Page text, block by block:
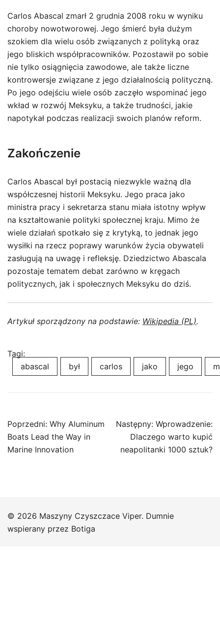
Carlos Abascal zmarł 2 grudnia 2008 roku w wyniku
choroby nowotworowej. Jego śmierć była dużym
szokiem dla wielu osób związanych z polityką oraz
jego bliskich współpracowników. Pozostawił po sobie
nie tylko osiągnięcia zawodowe, ale także liczne
kontrowersje związane z jego działalnością polityczną.
Po jego odejściu wiele osób zaczęło wspominać jego
wkład w rozwój Meksyku, a także trudności, jakie
napotykał podczas realizacji swoich planów reform.
Zakończenie
Carlos Abascal był postacią niezwykle ważną dla
współczesnej historii Meksyku. Jego praca jako
ministra pracy i sekretarza stanu miała istotny wpływ
na kształtowanie polityki społecznej kraju. Mimo że
wiele działań spotkało się z krytyką, to jednak jego
wysiłki na rzecz poprawy warunków życia obywateli
zasługują na uwagę i refleksję. Dziedzictwo Abascala
pozostaje tematem debat zarówno w kręgach
politycznych, jak i społecznych Meksyku do dziś.
Artykuł sporządzony na podstawie: Wikipedia (PL).
Tagi:
abascal
był carlos jako jego
Nawigacja
wpisu
Poprzedni: Why Aluminum
Boats Lead the Way in
Marine Innovation
Następny: Wprowadzenie:
Dlaczego warto kupić
neapolitanki 1000 sztuk?
© 2026 Maszyny Czyszczace Viper. Dumnie
wspierany przez Botiga